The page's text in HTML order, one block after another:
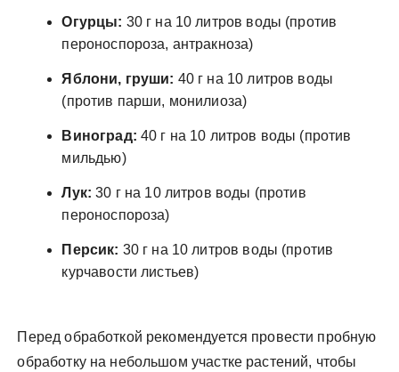
Огурцы: 30 г на 10 литров воды (против
пероноспороза, антракноза)
Яблони, груши: 40 г на 10 литров воды
(против парши, монилиоза)
Виноград: 40 г на 10 литров воды (против
мильдью)
Лук: 30 г на 10 литров воды (против
пероноспороза)
Персик: 30 г на 10 литров воды (против
курчавости листьев)
Перед обработкой рекомендуется провести пробную
обработку на небольшом участке растений, чтобы